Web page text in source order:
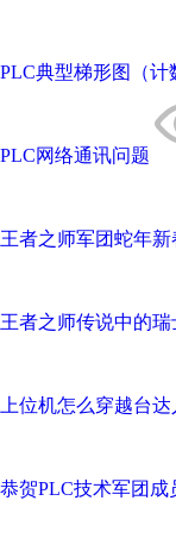
PLC典型梯形图（计
PLC网络通讯问题
王者之师军团蛇年新
王者之师传说中的瑞
上位机怎么穿越台
恭贺PLC技术军团成